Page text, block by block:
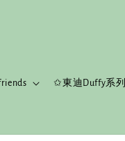
✩東迪Duffy系列